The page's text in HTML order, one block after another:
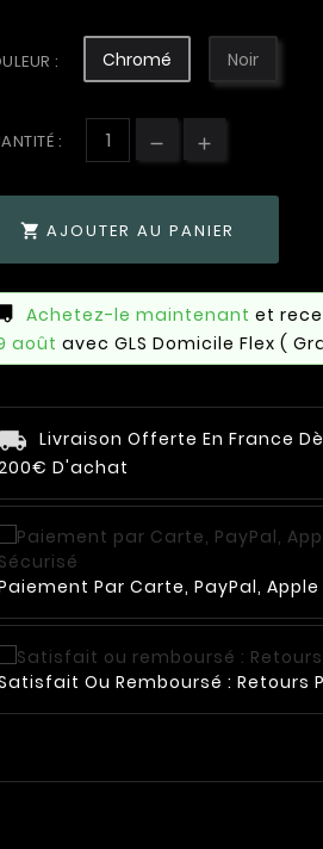
: Chromé Noir
:
 AJOUTER AU PANIER
Achetez-le maintenant et
août avec GLS Domicile Flex (
Livraison Offerte En France
D'achat
Par Carte, PayPal,
Ou Remboursé : Retours